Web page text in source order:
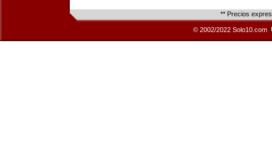
** Precios
© 2002/2022 Solo10.com